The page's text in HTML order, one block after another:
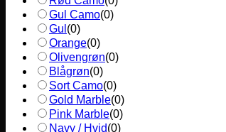
Gul Camo(0)
Gul (0)
Orange(0)
Olivengrøn(0)
Blågrøn(0)
Sort Camo(0)
Gold Marble(0)
Pink Marble(0)
Navy / Hvid(0)